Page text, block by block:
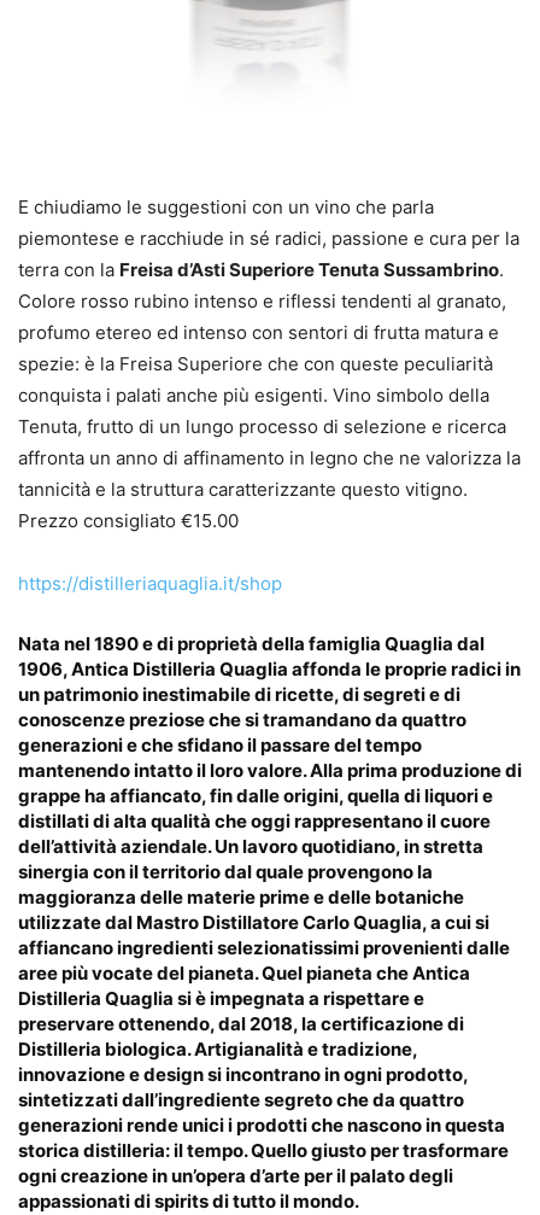
E chiudiamo le suggestioni con un vino che parla
piemontese e racchiude in sé radici, passione e cura per la
terra con la Freisa d’Asti Superiore Tenuta Sussambrino.
Colore rosso rubino intenso e riflessi tendenti al granato,
profumo etereo ed intenso con sentori di frutta matura e
spezie: è la Freisa Superiore che con queste peculiarità
conquista i palati anche più esigenti. Vino simbolo della
Tenuta, frutto di un lungo processo di selezione e ricerca
affronta un anno di affinamento in legno che ne valorizza la
tannicità e la struttura caratterizzante questo vitigno.
Prezzo consigliato €15.00
https://distilleriaquaglia.it/shop
Nata nel 1890 e di proprietà della famiglia Quaglia dal
1906, Antica Distilleria Quaglia affonda le proprie radici in
un patrimonio inestimabile di ricette, di segreti e di
conoscenze preziose che si tramandano da quattro
generazioni e che sfidano il passare del tempo
mantenendo intatto il loro valore. Alla prima produzione di
grappe ha affiancato, fin dalle origini, quella di liquori e
distillati di alta qualità che oggi rappresentano il cuore
dell’attività aziendale. Un lavoro quotidiano, in stretta
sinergia con il territorio dal quale provengono la
maggioranza delle materie prime e delle botaniche
utilizzate dal Mastro Distillatore Carlo Quaglia, a cui si
affiancano ingredienti selezionatissimi provenienti dalle
aree più vocate del pianeta. Quel pianeta che Antica
Distilleria Quaglia si è impegnata a rispettare e
preservare ottenendo, dal 2018, la certificazione di
Distilleria biologica. Artigianalità e tradizione,
innovazione e design si incontrano in ogni prodotto,
sintetizzati dall’ingrediente segreto che da quattro
generazioni rende unici i prodotti che nascono in questa
storica distilleria: il tempo. Quello giusto per trasformare
ogni creazione in un’opera d’arte per il palato degli
appassionati di spirits di tutto il mondo.